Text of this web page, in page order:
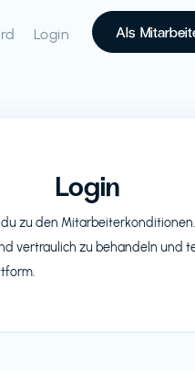
Login Als
Login
zu den
vertraulich zu behandeln und